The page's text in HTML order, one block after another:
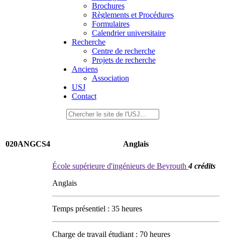
Brochures
Règlements et Procédures
Formulaires
Calendrier universitaire
Recherche
Centre de recherche
Projets de recherche
Anciens
Association
USJ
Contact
020ANGCS4 Anglais
École supérieure d'ingénieurs de Beyrouth4 crédits
Anglais
Temps présentiel : 35 heures
Charge de travail étudiant : 70 heures